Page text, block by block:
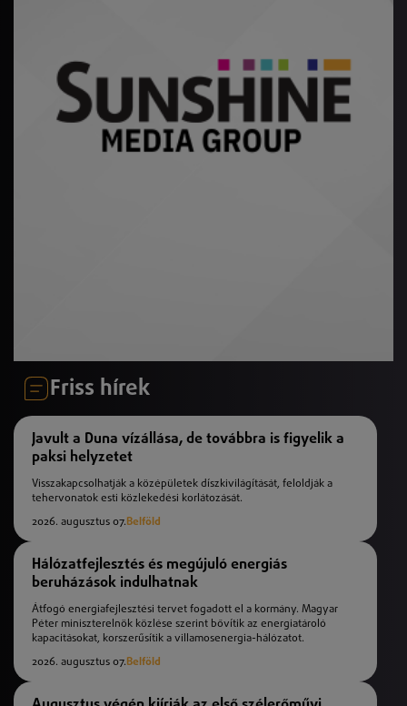
Friss hírek
Javult a Duna vízállása, de továbbra is figyelik a
paksi helyzetet
Visszakapcsolhatják a középületek díszkivilágítását, feloldják a
tehervonatok esti közlekedési korlátozását.
2026. augusztus 07.Belföld
Hálózatfejlesztés és megújuló energiás
beruházások indulhatnak
Átfogó energiafejlesztési tervet fogadott el a kormány. Magyar
Péter miniszterelnök közlése szerint bővítik az energiatároló
kapacitásokat, korszerűsítik a villamosenergia-hálózatot.
2026. augusztus 07.Belföld